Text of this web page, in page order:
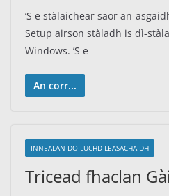
’S e stàlaichear saor an-
Setup airson stàladh is dì-
Windows. ’S e
An corr...
INNEALAN DO LUCHD-LEASACHAIDH
Tricead fhaclan